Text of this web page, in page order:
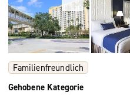
Familienfreundlich
Gehobene Kategorie